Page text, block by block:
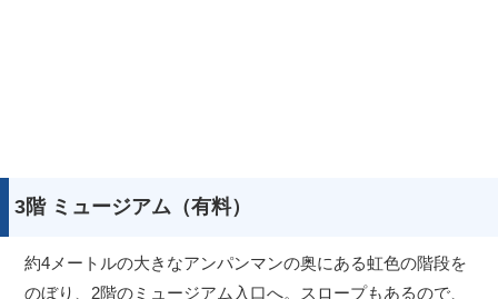
3階 ミュージアム（有料）
約4メートルの大きなアンパンマンの奥にある虹色の階段を
のぼり、2階のミュージアム入口へ。スロープもあるので、